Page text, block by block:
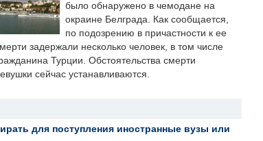
было обнаружено в чемодане на
окраине Белграда. Как сообщается,
по подозрению в причастности к ее
задержали несколько человек, в том числе
Турции. Обстоятельства смерти
сейчас устанавливаются.
для поступления иностранные вузы или